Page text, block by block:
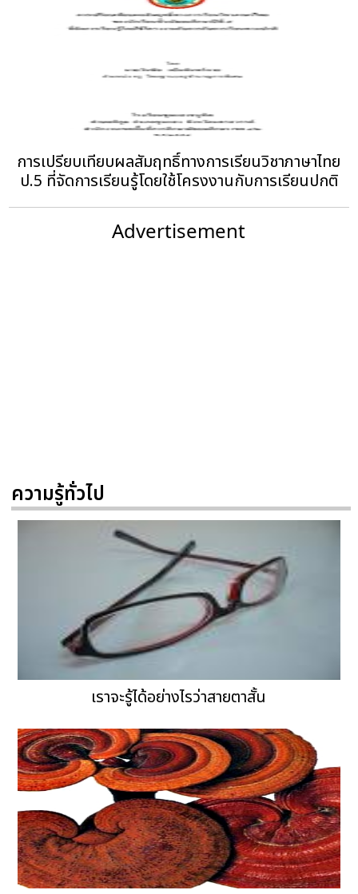
การเปรียบเทียบผลสัมฤทธิ์ทางการเรียนวิชาภาษาไทย
ป.5 ที่จัดการเรียนรู้โดยใช้โครงงานกับการเรียนปกติ
Advertisement
ความรู้ทั่วไป
เราจะรู้ได้อย่างไรว่าสายตาสั้น